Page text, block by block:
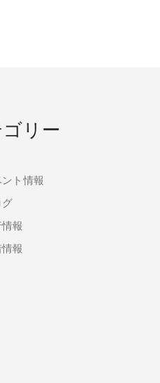
リー
ト情報
報
報